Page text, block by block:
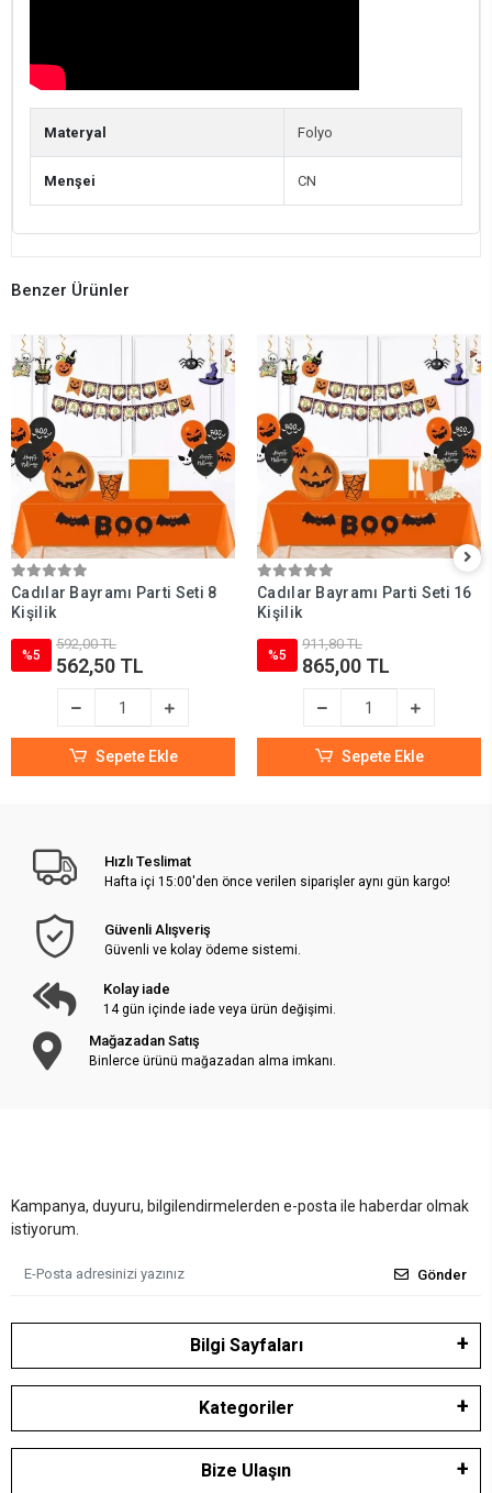
Materyal Folyo
Menşei CN
Benzer Ürünler
Cadılar Bayramı Parti Seti 8
Kişilik
%5
592,00 TL
562,50 TL
Sepete Ekle
Cadılar Bayramı Parti Seti 16
Kişilik
%5
911,80 TL
865,00 TL
Sepete Ekle
Hızlı Teslimat
Hafta içi 15:00'den önce verilen siparişler aynı gün kargo!
Güvenli Alışveriş
Güvenli ve kolay ödeme sistemi.
Kolay iade
14 gün içinde iade veya ürün değişimi.
Mağazadan Satış
Binlerce ürünü mağazadan alma imkanı.
Kampanya, duyuru, bilgilendirmelerden e-posta ile haberdar olmak
istiyorum.
Gönder
Bilgi Sayfaları
Kategoriler
Bize Ulaşın